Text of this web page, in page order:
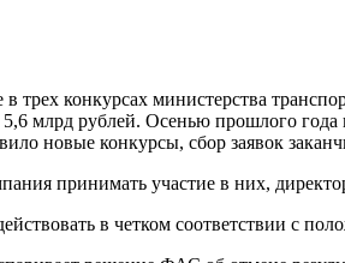
трех конкурсах министерства
млрд рублей. Осенью прошлого
новые конкурсы, сбор заявок
принимать участие в них,
в четком соответствии с